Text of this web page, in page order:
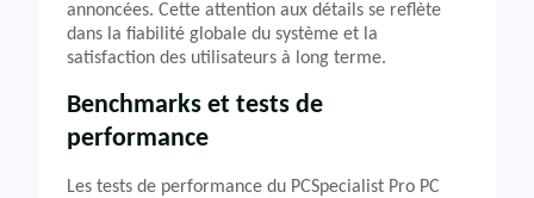
annoncées. Cette attention aux détails se reflète
dans la fiabilité globale du système et la
satisfaction des utilisateurs à long terme.
Benchmarks et tests de
performance
Les tests de performance du PCSpecialist Pro PC